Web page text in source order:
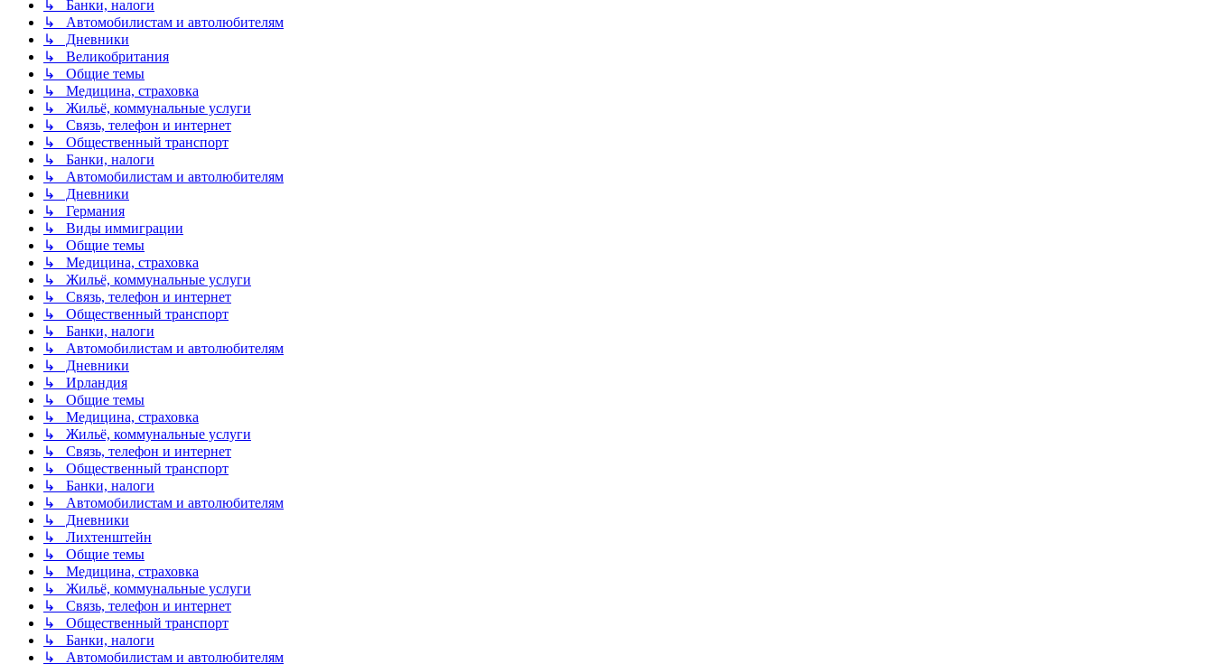
↳ Банки, налоги
↳ Автомобилистам и автолюбителям
↳ Дневники
↳ Великобритания
↳ Общие темы
↳ Медицина, страховка
↳ Жильё, коммунальные услуги
↳ Связь, телефон и интернет
↳ Общественный транспорт
↳ Банки, налоги
↳ Автомобилистам и автолюбителям
↳ Дневники
↳ Германия
↳ Виды иммиграции
↳ Общие темы
↳ Медицина, страховка
↳ Жильё, коммунальные услуги
↳ Связь, телефон и интернет
↳ Общественный транспорт
↳ Банки, налоги
↳ Автомобилистам и автолюбителям
↳ Дневники
↳ Ирландия
↳ Общие темы
↳ Медицина, страховка
↳ Жильё, коммунальные услуги
↳ Связь, телефон и интернет
↳ Общественный транспорт
↳ Банки, налоги
↳ Автомобилистам и автолюбителям
↳ Дневники
↳ Лихтенштейн
↳ Общие темы
↳ Медицина, страховка
↳ Жильё, коммунальные услуги
↳ Связь, телефон и интернет
↳ Общественный транспорт
↳ Банки, налоги
↳ Автомобилистам и автолюбителям